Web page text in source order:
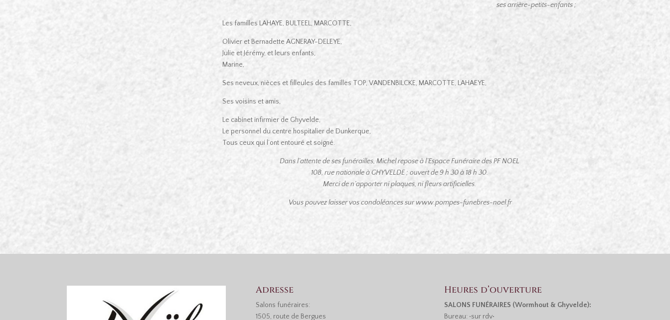
ses arrière-petits-enfants ;
Les familles LAHAYE, BULTEEL, MARCOTTE,
Olivier et Bernadette AGNERAY-DELEYE,
Julie et Jérémy, et leurs enfants,
Marine,
Ses neveux, nièces et filleules des familles TOP, VANDENBILCKE, MARCOTTE, LAHAEYE,
Ses voisins et amis,
Le cabinet infirmier de Ghyvelde,
Le personnel du centre hospitalier de Dunkerque,
Tous ceux qui l’ont entouré et soigné.
Dans l’attente de ses funérailles, Michel repose à l’Espace Funéraire des PF NOEL
108, rue nationale à GHYVELDE ; ouvert de 9 h 30 à 18 h 30.
Merci de n’apporter ni plaques, ni fleurs artificielles.
Vous pouvez laisser vos condoléances sur www.pompes-funebres-noel.fr
Adresse
Salons funéraires:
1505, route de Bergues
Heures d’ouverture
SALONS FUNÉRAIRES (Wormhout & Ghyvelde):
Bureau: •sur rdv•